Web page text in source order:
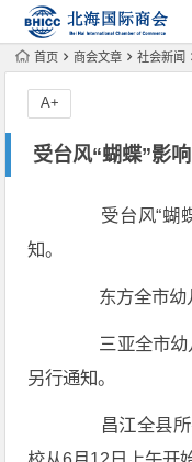
首页 商会文章 社会新闻
受台风“蝴蝶”影
A+
受台风“蝴蝶
知。
东方全市幼儿
三亚全市幼儿
另行通知。
昌江全县所